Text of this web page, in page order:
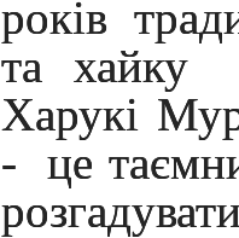
років
та хайку
Харукі
- це